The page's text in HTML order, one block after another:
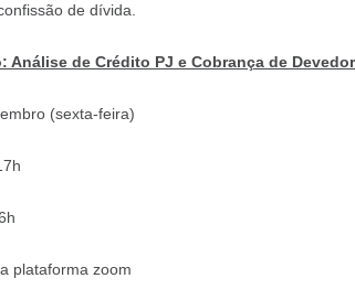
de dívida.
Análise de Crédito PJ e Cobrança de
(sexta-feira)
plataforma zoom